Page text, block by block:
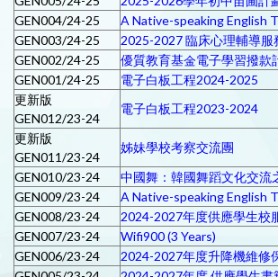
GEN004/24-25
A Native-speaking English
GEN003/24-25
2025-2027 臨床心理輔導服
GEN002/24-25
優質教育基金電子學習撥款
GEN001/24-25
電子白板工程2024-2025
更新版
GEN012/23-24
電子白板工程2023-2024
更新版
GEN011/23-24
姊妹學校考察交流團
GEN010/23-24
中國舞：韓國舞蹈文化交流
GEN009/23-24
A Native-speaking English
GEN008/23-24
2024-2027年度供應學生校
GEN007/23-24
Wifi900 (3 Years)
GEN006/23-24
2024-2027年度升降機維修